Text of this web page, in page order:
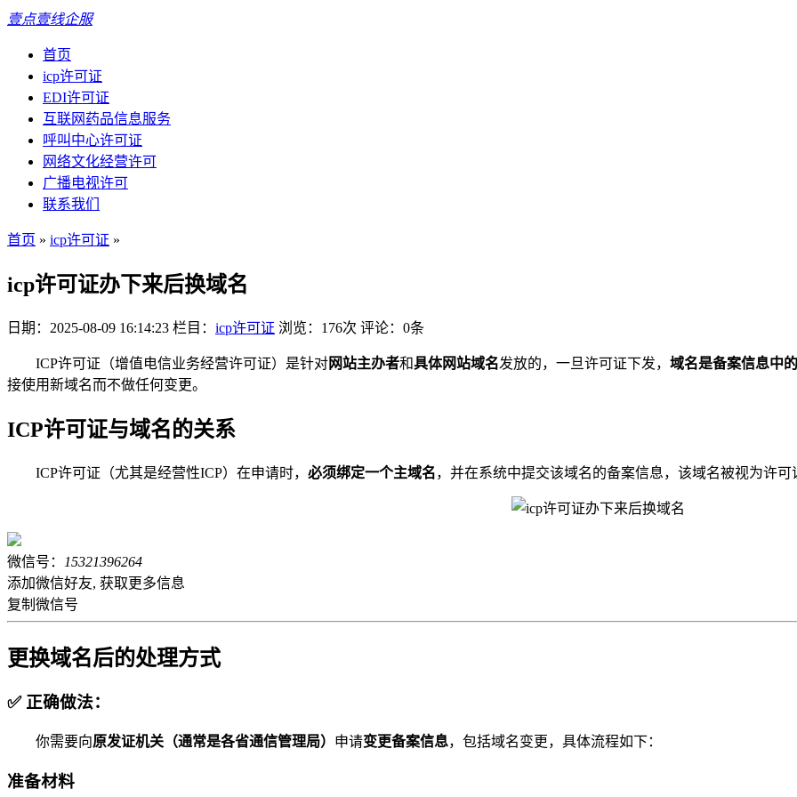
壹点壹线企服
首页
icp许可证
EDI许可证
互联网药品信息服务
呼叫中心许可证
网络文化经营许可
广播电视许可
联系我们
首页 » icp许可证 »
icp许可证办下来后换域名
日期：2025-08-09 16:14:23 栏目： icp许可证 浏览：176次 评论：0条
ICP许可证（增值电信业务经营许可证）是针对网站主办者和具体网站域名发放的，一旦许可证下发， 域名是备案信息中
接使用新域名而不做任何变更。
ICP许可证与域名的关系
ICP许可证（尤其是经营性ICP）在申请时， 必须绑定一个主域名，并在系统中提交该域名的备案信息，该域名被视为许可
微信号：
15321396264
添加微信好友, 获取更多信息
复制微信号
更换域名后的处理方式
✅ 正确做法：
你需要向原发证机关（通常是各省通信管理局） 申请变更备案信息，包括域名变更，具体流程如下：
准备材料